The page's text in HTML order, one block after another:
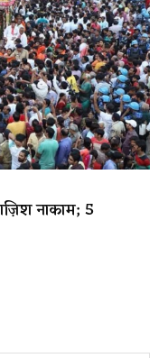
नाकाम; 5